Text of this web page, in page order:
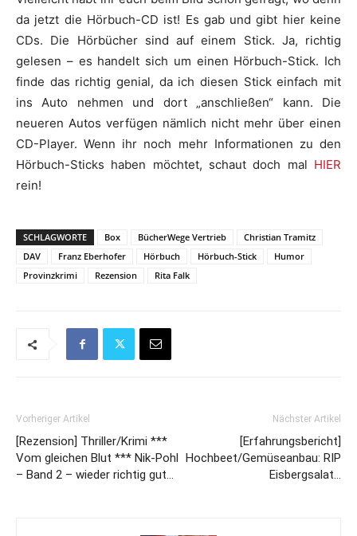
da jetzt die Hörbuch-CD ist! Es gab und gibt hier keine
CDs. Die Hörbücher sind auf einem Stick. Ja, richtig
gelesen – es handelt sich um einen Hörbuch-Stick. Ich
finde das richtig genial, da ich diesen Stick einfach mit
ins Auto nehmen und dort „anschließen“ kann. Die
neueren Autos verfügen nämlich nicht mehr über einen
CD-Player. Wenn ihr noch mehr Informationen zu den
Hörbuch-Sticks haben möchtet, schaut doch mal HIER
rein!
SCHLAGWORTE Box BücherWege Vertrieb
Christian Tramitz
DAV
Franz Eberhofer Hörbuch Hörbuch-Stick
Humor
Provinzkrimi
Rezension Rita Falk
Vorheriger Artikel
[Rezension] Thriller/Krimi ***
Vom gleichen Blut *** Nik-Pohl
– Band 2 – wieder richtig gut…
Nächster Artikel
[Erfahrungsbericht]
Hochbeet/Gemüseanbau: RIP
Eisbergsalat…